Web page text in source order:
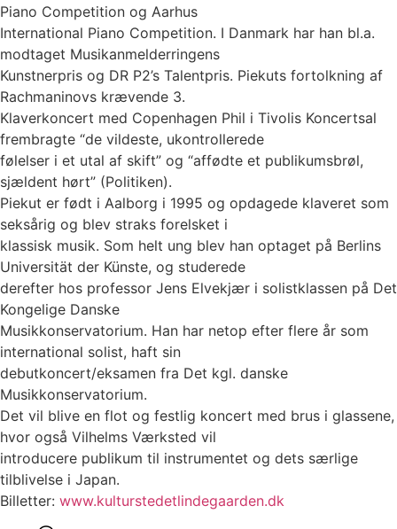
Piano Competition og Aarhus
International Piano Competition. I Danmark har han bl.a.
modtaget Musikanmelderringens
Kunstnerpris og DR P2’s Talentpris. Piekuts fortolkning af
Rachmaninovs krævende 3.
Klaverkoncert med Copenhagen Phil i Tivolis Koncertsal
frembragte “de vildeste, ukontrollerede
følelser i et utal af skift” og “affødte et publikumsbrøl,
sjældent hørt” (Politiken).
Piekut er født i Aalborg i 1995 og opdagede klaveret som
seksårig og blev straks forelsket i
klassisk musik. Som helt ung blev han optaget på Berlins
Universität der Künste, og studerede
derefter hos professor Jens Elvekjær i solistklassen på Det
Kongelige Danske
Musikkonservatorium. Han har netop efter flere år som
international solist, haft sin
debutkoncert/eksamen fra Det kgl. danske
Musikkonservatorium.
Det vil blive en flot og festlig koncert med brus i glassene,
hvor også Vilhelms Værksted vil
introducere publikum til instrumentet og dets særlige
tilblivelse i Japan.
Billetter: www.kulturstedetlindegaarden.dk